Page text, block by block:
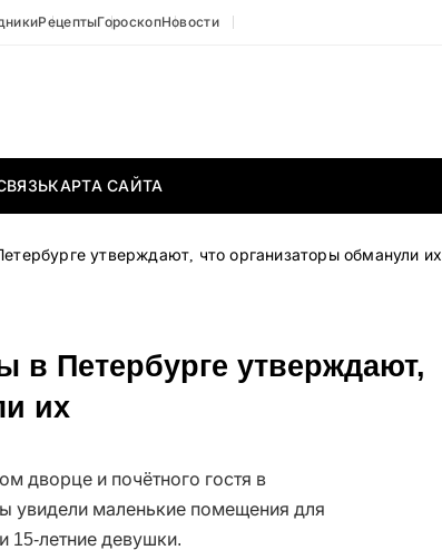
РецептыГороскопНовости
КАРТА САЙТА
утверждают, что организаторы обманули их
в Петербурге утверждают,
их
дворце и почётного гостя в
маленькие помещения для
15-летние девушки.